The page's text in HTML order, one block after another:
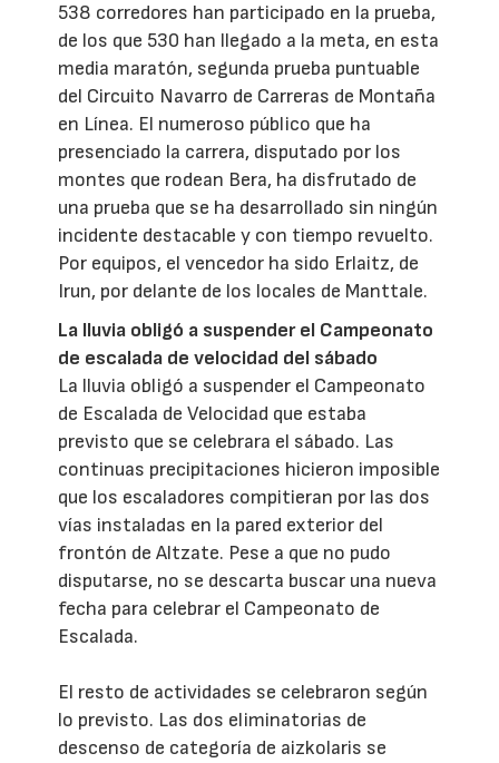
538 corredores han participado en la prueba,
de los que 530 han llegado a la meta, en esta
media maratón, segunda prueba puntuable
del Circuito Navarro de Carreras de Montaña
en Línea. El numeroso público que ha
presenciado la carrera, disputado por los
montes que rodean Bera, ha disfrutado de
una prueba que se ha desarrollado sin ningún
incidente destacable y con tiempo revuelto.
Por equipos, el vencedor ha sido Erlaitz, de
Irun, por delante de los locales de Manttale.
La lluvia obligó a suspender el Campeonato
de escalada de velocidad del sábado
La lluvia obligó a suspender el Campeonato
de Escalada de Velocidad que estaba
previsto que se celebrara el sábado. Las
continuas precipitaciones hicieron imposible
que los escaladores compitieran por las dos
vías instaladas en la pared exterior del
frontón de Altzate. Pese a que no pudo
disputarse, no se descarta buscar una nueva
fecha para celebrar el Campeonato de
Escalada.
El resto de actividades se celebraron según
lo previsto. Las dos eliminatorias de
descenso de categoría de aizkolaris se